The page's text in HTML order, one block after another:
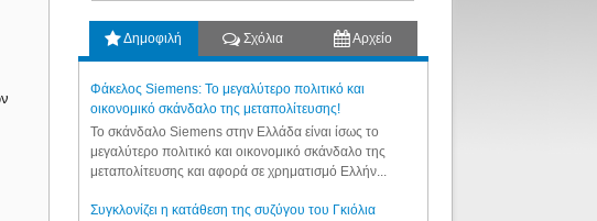
Δημοφιλή Σχόλια Αρχείο
Φάκελος Siemens: Το μεγαλύτερο πολιτικό και
οικονομικό σκάνδαλο της μεταπολίτευσης!
Το σκάνδαλο Siemens στην Ελλάδα είναι ίσως το
μεγαλύτερο πολιτικό και οικονομικό σκάνδαλο της
μεταπολίτευσης και αφορά σε χρηματισμό Ελλήν...
Συγκλονίζει η κατάθεση της συζύγου του Γκιόλια